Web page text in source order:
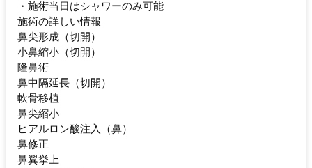
・施術当日はシャワーのみ可能
施術の詳しい情報
鼻尖形成（切開）
小鼻縮小（切開）
隆鼻術
鼻中隔延長（切開）
軟骨移植
鼻尖縮小
ヒアルロン酸注入（鼻）
鼻修正
鼻翼挙上